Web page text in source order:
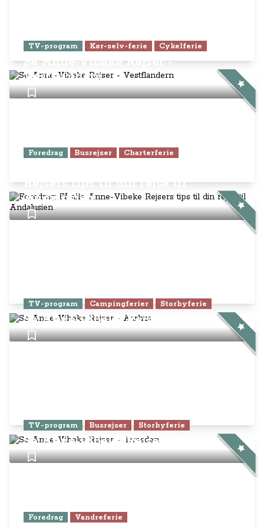
TV-program Kør-selv-ferie Cykelferie
Se Anne-Vibeke Rejser -
Vestflandern
Foredrag Busrejser Charterferie
Rejsers tips til din rejse til
Andalusien
TV-program Campingferier Storbyferie
Se Anne-Vibeke Rejser - Aarhus
TV-program Busrejser Storbyferie
Se Anne-Vibeke Rejser – Dresden
Foredrag Vandreferie